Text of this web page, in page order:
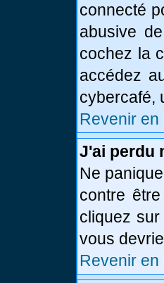
connecté
abusive
cochez la
accédez
cybercafé,
Revenir en
J'ai perdu
Ne
contre
cliquez
vous
Revenir en